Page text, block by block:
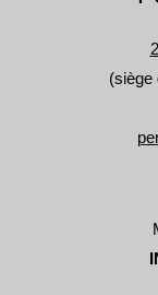
(siège